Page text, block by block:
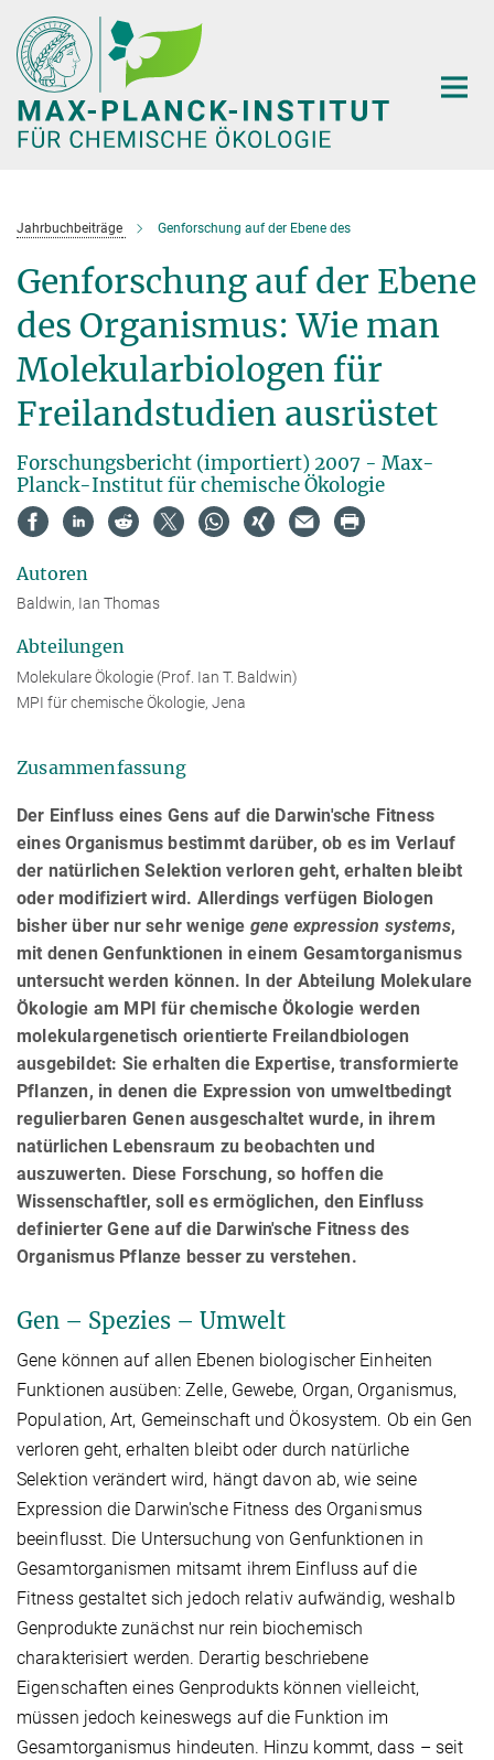
Hauptinhalt
Jahrbuchbeiträge Genforschung auf der Ebene des
Genforschung auf der Ebene
des Organismus: Wie man
Molekularbiologen für
Freilandstudien ausrüstet
Forschungsbericht (importiert) 2007 - Max-
Planck-Institut für chemische Ökologie
Autoren
Baldwin, Ian Thomas
Abteilungen
Molekulare Ökologie (Prof. Ian T. Baldwin)
MPI für chemische Ökologie, Jena
Zusammenfassung
Der Einfluss eines Gens auf die Darwin'sche Fitness
eines Organismus bestimmt darüber, ob es im Verlauf
der natürlichen Selektion verloren geht, erhalten bleibt
oder modifiziert wird. Allerdings verfügen Biologen
bisher über nur sehr wenige gene expression systems,
mit denen Genfunktionen in einem Gesamtorganismus
untersucht werden können. In der Abteilung Molekulare
Ökologie am MPI für chemische Ökologie werden
molekulargenetisch orientierte Freilandbiologen
ausgebildet: Sie erhalten die Expertise, transformierte
Pflanzen, in denen die Expression von umweltbedingt
regulierbaren Genen ausgeschaltet wurde, in ihrem
natürlichen Lebensraum zu beobachten und
auszuwerten. Diese Forschung, so hoffen die
Wissenschaftler, soll es ermöglichen, den Einfluss
definierter Gene auf die Darwin'sche Fitness des
Organismus Pflanze besser zu verstehen.
Gen – Spezies – Umwelt
Gene können auf allen Ebenen biologischer Einheiten
Funktionen ausüben: Zelle, Gewebe, Organ, Organismus,
Population, Art, Gemeinschaft und Ökosystem. Ob ein Gen
verloren geht, erhalten bleibt oder durch natürliche
Selektion verändert wird, hängt davon ab, wie seine
Expression die Darwin'sche Fitness des Organismus
beeinflusst. Die Untersuchung von Genfunktionen in
Gesamtorganismen mitsamt ihrem Einfluss auf die
Fitness gestaltet sich jedoch relativ aufwändig, weshalb
Genprodukte zunächst nur rein biochemisch
charakterisiert werden. Derartig beschriebene
Eigenschaften eines Genprodukts können vielleicht,
müssen jedoch keineswegs auf die Funktion im
Gesamtorganismus hindeuten. Hinzu kommt, dass – seit